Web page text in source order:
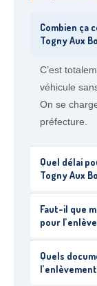
Combien ça
Togny Aux
C’est
véhicule
On se
préfecture.
Quel délai
Togny Aux
Faut-il que
pour
Quels